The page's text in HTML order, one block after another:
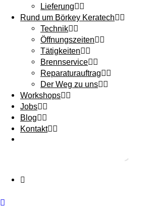
Lieferung
Rund um Börkey Keratech
Technik
Öffnungszeiten
Tätigkeiten
Brennservice
Reparaturauftrag
Der Weg zu uns
Workshops
Jobs
Blog
Kontakt